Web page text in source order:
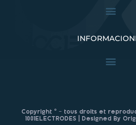
Copyright © – tous droits et
1001ELECTRODES | Designed By